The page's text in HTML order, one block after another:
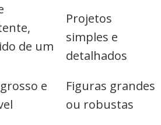
de um
Projetos
simples e
detalhados
e
Figuras grandes
ou robustas